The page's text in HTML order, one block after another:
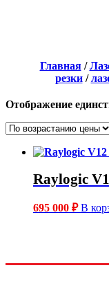
Главная/
резки/
Отображение
Raylogic
695 000 ₽ В